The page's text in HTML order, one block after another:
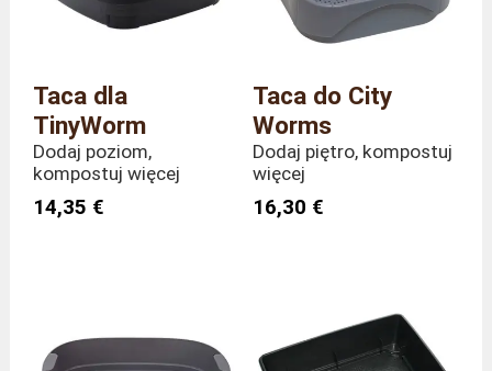
Taca dla
TinyWorm
Dodaj poziom,
kompostuj więcej
14,35 €
Taca do City
Worms
Dodaj piętro, kompostuj
więcej
16,30 €